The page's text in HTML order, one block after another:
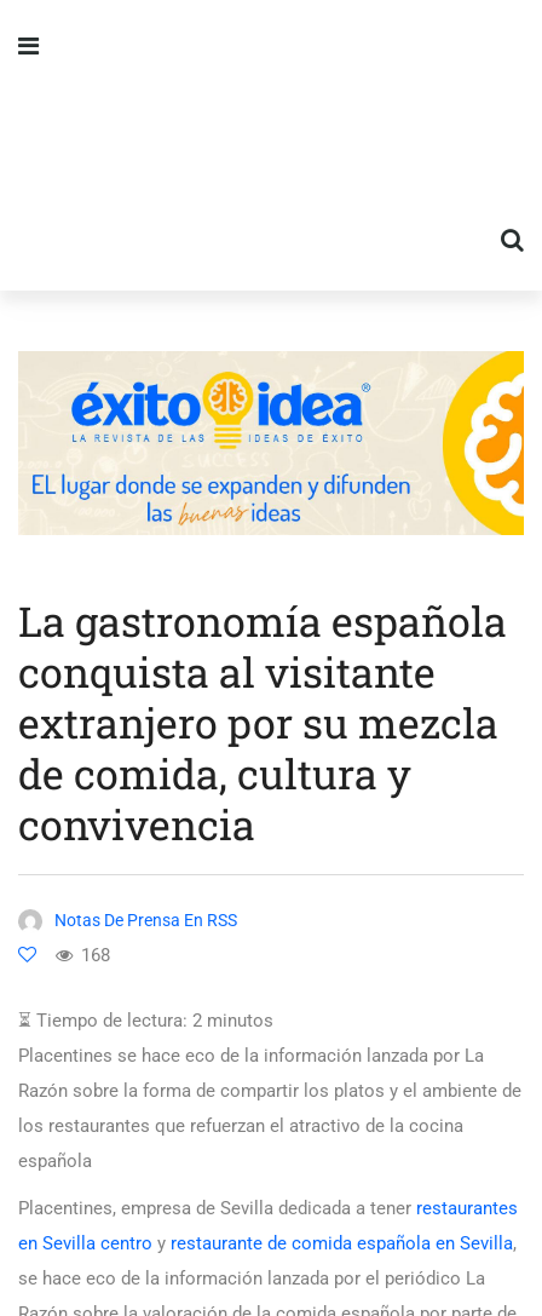
La gastronomía española
conquista al visitante
extranjero por su mezcla
de comida, cultura y
convivencia
Notas De Prensa En RSS
168
⏳ Tiempo de lectura: 2 minutos
Placentines se hace eco de la información lanzada por La
Razón sobre la forma de compartir los platos y el ambiente de
los restaurantes que refuerzan el atractivo de la cocina
española
Placentines, empresa de Sevilla dedicada a tener restaurantes
en Sevilla centro y restaurante de comida española en Sevilla,
se hace eco de la información lanzada por el periódico La